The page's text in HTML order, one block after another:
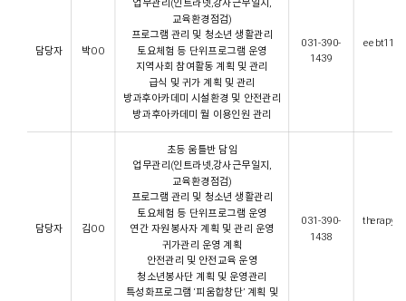
담당자 박OO
업무관리(인트라넷,강사근무일지,
교육환경점검)
프로그램 관리 및 청소년 생활관리
토요체험 등 단위프로그램 운영
지역사회 참여활동 계획 및 관리
급식 및 귀가 계획 및 관리
방과후아카데미 시설환경 및 안전관리
방과후아카데미 월 이용인원 관리
031-390-
1439
담당자 김OO
초등 움틀반 담임
업무관리(인트라넷,강사근무일지,
교육환경점검)
프로그램 관리 및 청소년 생활관리
토요체험 등 단위프로그램 운영
연간 자원봉사자 계획 및 관리 운영
귀가관리 운영 계획
안전관리 및 안전교육 운영
청소년봉사단 계획 및 운영관리
특성화프로그램 ‘피움합창단’ 계획 및
031-390-
1438